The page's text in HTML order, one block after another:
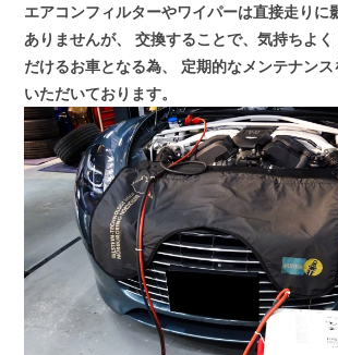
エアコンフィルターやワイパーは直接走りに
ありませんが、
交換することで、気持ちよ
だけるお車となる為、
定期的なメンテナン
いただいております。